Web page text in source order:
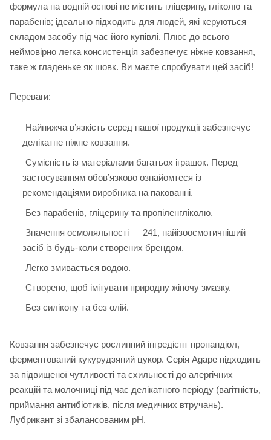
формула на водній основі не містить гліцерину, гліколю та
парабенів; ідеально підходить для людей, які керуються
складом засобу під час його купівлі. Плюс до всього
неймовірно легка консистенція забезпечує ніжне ковзання,
таке ж гладеньке як шовк. Ви маєте спробувати цей засіб!
Переваги:
Найнижча в’язкість серед нашої продукції забезпечує
делікатне ніжне ковзання.
Сумісність із матеріалами багатьох іграшок. Перед
застосуванням обов’язково ознайомтеся із
рекомендаціями виробника на пакованні.
Без парабенів, гліцерину та пропіленгліколю.
Значення осмоляльності — 241, найізоосмотичніший
засіб із будь-коли створених брендом.
Легко змивається водою.
Створено, щоб імітувати природну жіночу змазку.
Без силікону та без олій.
Ковзання забезпечує рослинний інгредієнт пропандіол,
ферментований кукурудзяний цукор. Серія Agape підходить
за підвищеної чутливості та схильності до алергічних
реакцій та молочниці під час делікатного періоду (вагітність,
приймання антибіотиків, після медичних втручань).
Лубрикант зі збалансованим рН.